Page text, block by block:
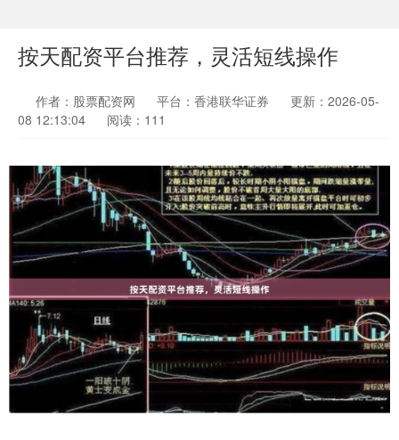
按天配资平台推荐，灵活短线操作
作者：股票配资网 平台：香港联华证券
更新：2026-05-
08 12:13:04
阅读：111